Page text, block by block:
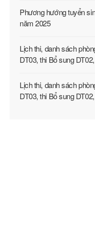
Phương hướng tuyển
năm 2025
Lịch thi, danh sách
DT03, thi Bổ sung
Lịch thi, danh sách
DT03, thi Bổ sung